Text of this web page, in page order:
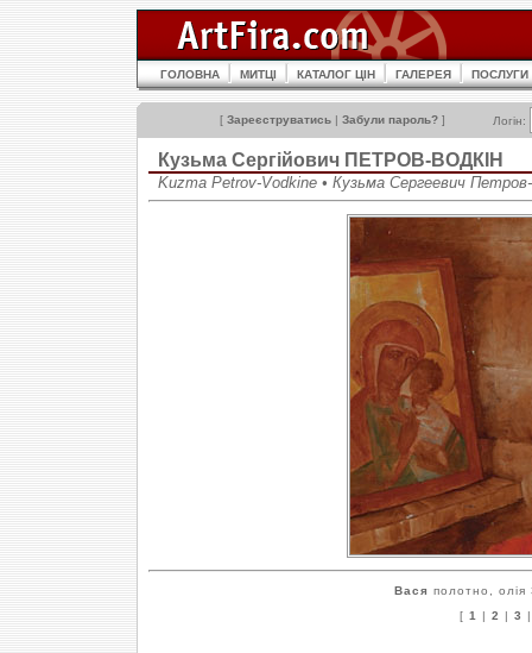
ГОЛОВНА МИТЦІ КАТАЛОГ ЦІН ГАЛЕРЕЯ ПОСЛУГИ
[ Зареєструватись | Забули пароль? ] Логін:
Кузьма Сергійович ПЕТРОВ-ВОДКІН
Kuzma Petrov-Vodkine • Кузьма Сергеевич
Вася полотно,
[ 1 | 2 | 3